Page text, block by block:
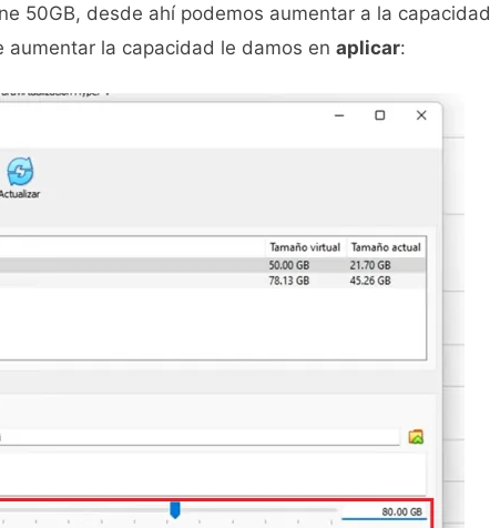
50GB, desde ahí podemos aumentar a la capacidad
la capacidad le damos en aplicar: